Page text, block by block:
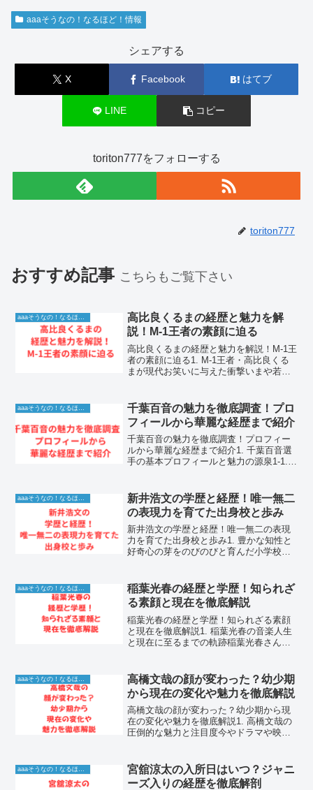
aaaそうなの！なるほど！情報
シェアする
X Facebook はてブ
LINE コピー
toriton777をフォローする
toriton777
おすすめ記事 こちらもご覧下さい
aaaそうなの！なるほど！情報
高比良くるまの経歴と魅力を解
説！M-1王者の素顔に迫る
高比良くるまの経歴と魅力を解説！M-1王
者の素顔に迫る1. M-1王者・高比良くる
まが現代お笑いに与えた衝撃いまや若手
比良くるまさん。M-1グランプリでの優勝
は、彼らが...
千葉百音の魅力を徹底調査！プロ
フィールから華麗な経歴まで紹介
千葉百音の魅力を徹底調査！プロフィー
ルから華麗な経歴まで紹介1. 千葉百音選
手の基本プロフィールと魅力の源泉1-1.
ギュアスケート界で最も注目を集める若
手実力派スケー...
新井浩文の学歴と経歴！唯一無二
の表現力を育てた出身校と歩み
新井浩文の学歴と経歴！唯一無二の表現
力を育てた出身校と歩み1. 豊かな知性と
好奇心の芽をのびのびと育んだ小学校時
躍を続けていた新井浩文さんは、青森県
弘前市の出身で...
aaaそうなの！なるほど！情報
稲葉光春の経歴と学歴！知られざ
る素顔と現在を徹底解説
稲葉光春の経歴と学歴！知られざる素顔
と現在を徹底解説1. 稲葉光春の音楽人生
と現在に至るまでの軌跡稲葉光春さん
るアーティストです。彼の音楽人生は、
幼い頃からの情熱と、た...
高橋文哉の顔が変わった？幼少期
から現在の変化や魅力を徹底解説
高橋文哉の顔が変わった？幼少期から現
在の変化や魅力を徹底解説1. 高橋文哉の
圧倒的な魅力と注目度今やドラマや映画
で多くのファンを魅了しています。デビ
ュー当時から変わらぬ...
宮舘涼太の入所日はいつ？ジャニ
ーズ入りの経歴を徹底解剖